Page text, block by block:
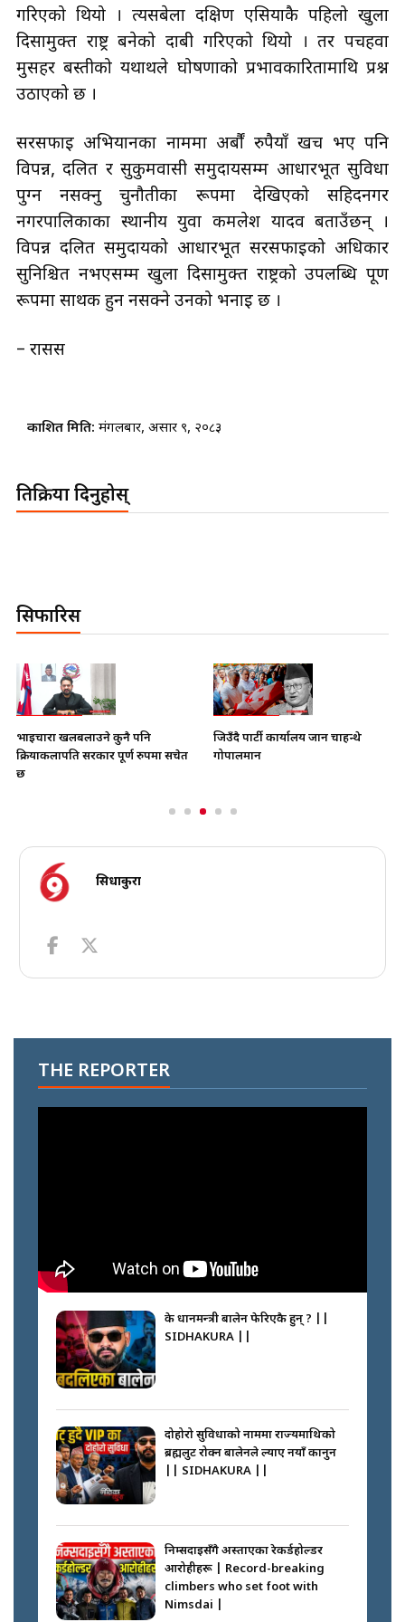
गरिएको थियो । त्यसबेला दक्षिण एसियाकै पहिलो खुला
दिसामुक्त राष्ट्र बनेको दाबी गरिएको थियो । तर पचहर्वा
मुसहर बस्तीको यथार्थले घोषणाको प्रभावकारितामाथि प्रश्न
उठाएको छ ।
सरसफाइ अभियानका नाममा अर्बौं रुपैयाँ खर्च भए पनि
विपन्न, दलित र सुकुमवासी समुदायसम्म आधारभूत सुविधा
पुग्न नसक्नु चुनौतीका रूपमा देखिएको सहिदनगर
नगरपालिकाका स्थानीय युवा कमलेश यादव बताउँछन् ।
विपन्न दलित समुदायको आधारभूत सरसफाइको अधिकार
सुनिश्चित नभएसम्म खुला दिसामुक्त राष्ट्रको उपलब्धि पूर्ण
रूपमा सार्थक हुन नसक्ने उनको भनाइ छ ।
– रासस
प्रकाशित मिति: मंगलबार, असार ९, २०८३
प्रतिक्रिया दिनुहोस्
सिफारिस
भाइचारा खलबलाउने कुनै पनि
क्रियाकलापप्रति सरकार पूर्ण रुपमा सचेत
छ
जिउँदै पार्टी कार्यालय जान चाहन्थे
गोपालमान
सिधाकुरा
THE REPORTER
के प्रधानमन्त्री बालेन फेरिएकै हुन् ? ||
SIDHAKURA ||
दोहोरो सुविधाको नाममा राज्यमाथिको
ब्रह्मलुट रोक्न बालेनले ल्याए नयाँ कानुन
|| SIDHAKURA ||
निम्सदाइसँगै अस्ताएका रेकर्डहोल्डर
आरोहीहरू | Record-breaking
climbers who set foot with
Nimsdai |